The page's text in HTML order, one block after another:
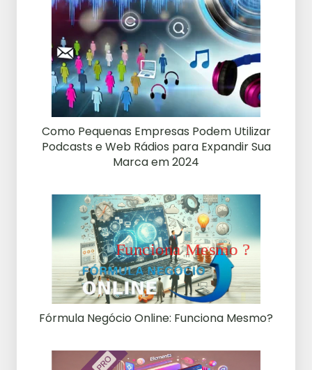
Como Pequenas Empresas Podem Utilizar
Podcasts e Web Rádios para Expandir Sua
Marca em 2024
Fórmula Negócio Online: Funciona Mesmo?